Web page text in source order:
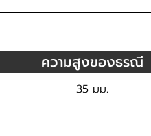
ความสูงของธรณี
35 มม.